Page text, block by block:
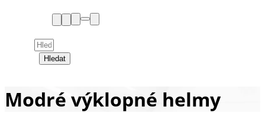
Hledat
Modré výklopné helmy